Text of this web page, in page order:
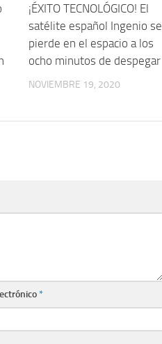
¡ÉXITO TECNOLÓGICO! El
satélite español Ingenio se
pierde en el espacio a los
ocho minutos de despegar
NOVIEMBRE 19, 2020
*